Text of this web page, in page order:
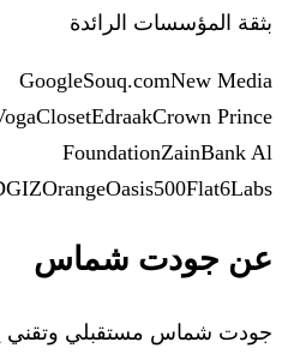
بثقة المؤسسات الرائدة
GoogleSouq.comNew Media
EdraakCrown Prince
FoundationZainBank Al
GIZOrangeOasis500Flat6Labs
عن جودت شماس
جودت شماس مستقبلي وتقني